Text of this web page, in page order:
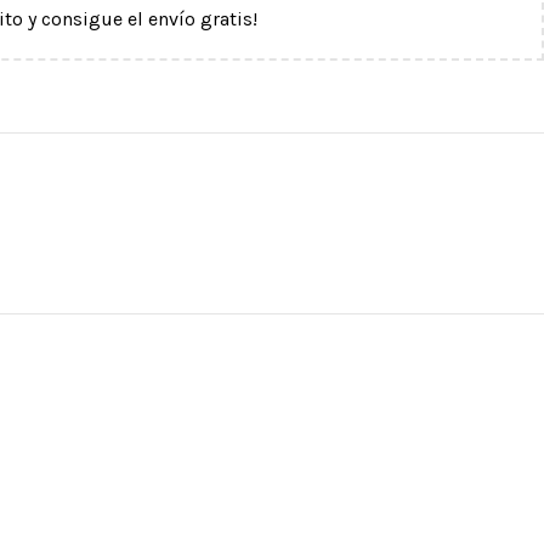
ASEGURADORES
y consigue el envío gratis!